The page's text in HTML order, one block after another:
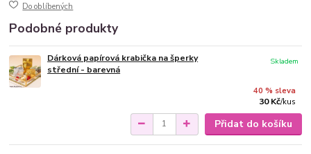
Do oblíbených
Podobné produkty
Dárková papírová krabička na šperky
střední - barevná
40 % sleva
30 Kč/kus
Skladem
Přidat do košíku